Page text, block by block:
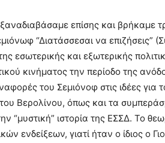
επίσης και βρήκαμε
“Διατάσσεσαι να
εσωτερικής και εξωτερικής
κινήματος την περίοδο της
του Σεμιόνοφ στις ιδέες
Βερολίνου, όπως και τα
“μυστική” ιστορία της ΕΣΣΔ. Το
ενδείξεων, γιατί ήταν ο ίδιος